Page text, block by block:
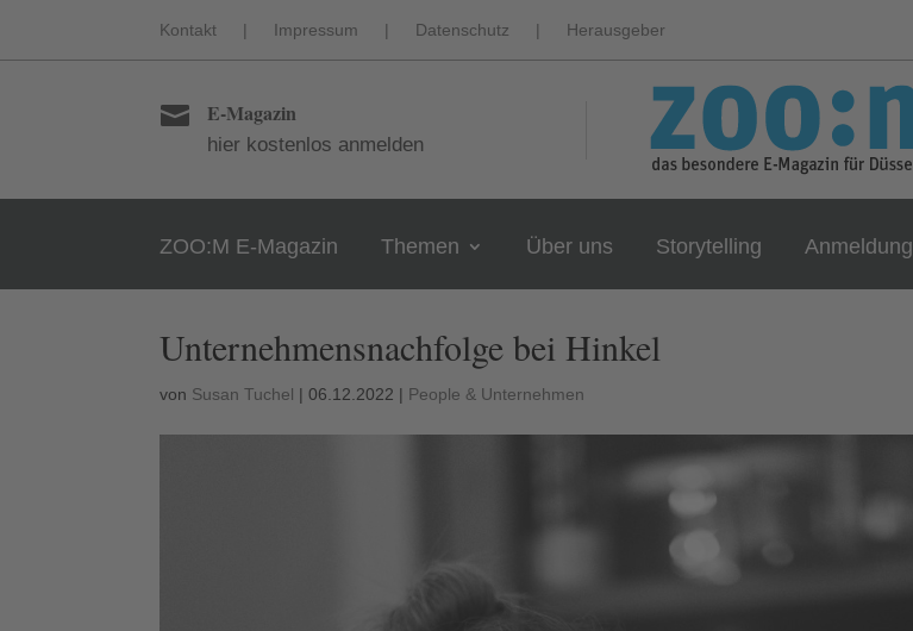
Kontakt | Impressum | Datenschutz | Herausgeber
 E-Magazin
hier kostenlos anmelden
ZOO:M E-Magazin Themen Über uns Storytelling Anmeldung
Unternehmensnachfolge bei Hinkel
von Susan Tuchel |06.12.2022 | People & Unternehmen